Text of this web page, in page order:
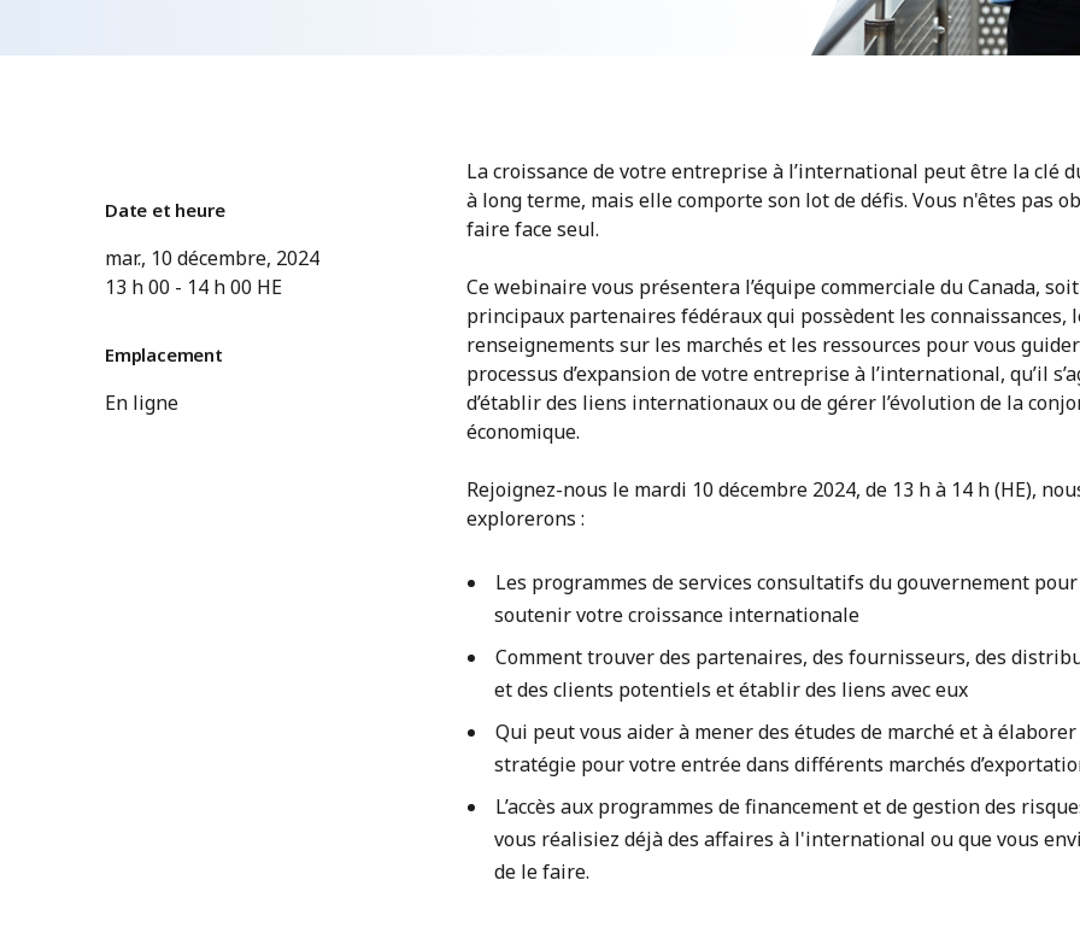
Date et heure
mar., 10 décembre, 2024
13 h 00 - 14 h 00 HE
Emplacement
En ligne
La croissance de votre entreprise à l’international peut être la clé
à long terme, mais elle comporte son lot de défis. Vous n'êtes pas
faire face seul.
Ce webinaire vous présentera l’équipe commerciale du Canada,
principaux partenaires fédéraux qui possèdent les connaissances,
renseignements sur les marchés et les ressources pour vous
processus d’expansion de votre entreprise à l’international, qu’il
d’établir des liens internationaux ou de gérer l’évolution de la
économique.
Rejoignez-nous le mardi 10 décembre 2024, de 13 h à 14 h (HE),
explorerons :
Les programmes de services consultatifs du gouvernement pour
soutenir votre croissance internationale
Comment trouver des partenaires, des fournisseurs, des
et des clients potentiels et établir des liens avec eux
Qui peut vous aider à mener des études de marché et à
stratégie pour votre entrée dans différents marchés
L’accès aux programmes de financement et de gestion des
vous réalisiez déjà des affaires à l'international ou que vous
de le faire.